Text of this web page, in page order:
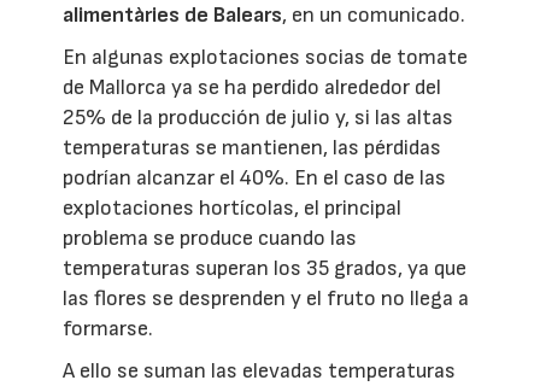
alimentàries de Balears, en un comunicado.
En algunas explotaciones socias de tomate
de Mallorca ya se ha perdido alrededor del
25% de la producción de julio y, si las altas
temperaturas se mantienen, las pérdidas
podrían alcanzar el 40%. En el caso de las
explotaciones hortícolas, el principal
problema se produce cuando las
temperaturas superan los 35 grados, ya que
las flores se desprenden y el fruto no llega a
formarse.
A ello se suman las elevadas temperaturas